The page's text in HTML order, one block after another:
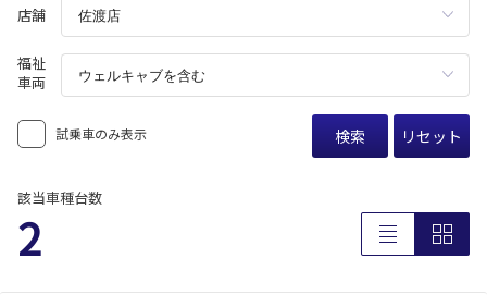
店舗
福祉
車両
試乗車のみ表示 検索 リセット
該当車種台数
2